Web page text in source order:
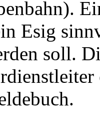
Esig
soll.